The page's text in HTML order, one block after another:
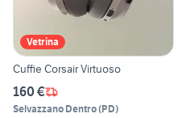
Vetrina
Cuffie Corsair Virtuoso
160 €
Selvazzano Dentro(PD)